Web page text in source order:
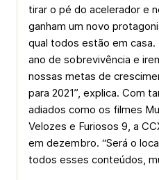
tirar o pé do acelerador e
ganham um novo
qual todos estão em
ano de sobrevivência e
nossas metas de
para 2021”, explica. Com
adiados como os filmes
Velozes e Furiosos 9, a
em dezembro. “Será o
todos esses conteúdos,